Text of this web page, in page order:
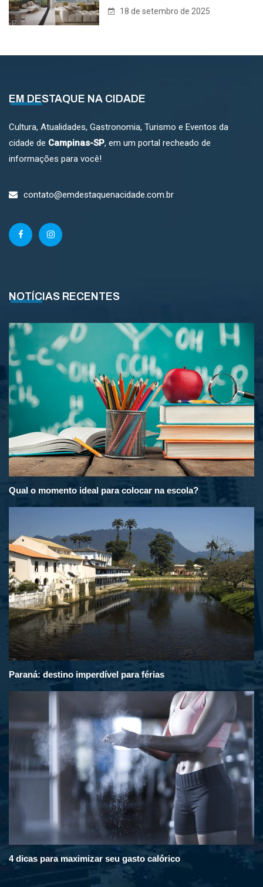
18 de setembro de 2025
EM DESTAQUE NA CIDADE
Cultura, Atualidades, Gastronomia, Turismo e Eventos da
cidade de Campinas-SP, em um portal recheado de
informações para você!
contato@emdestaquenacidade.com.br
NOTÍCIAS RECENTES
Qual o momento ideal para colocar na escola?
Paraná: destino imperdível para férias
4 dicas para maximizar seu gasto calórico